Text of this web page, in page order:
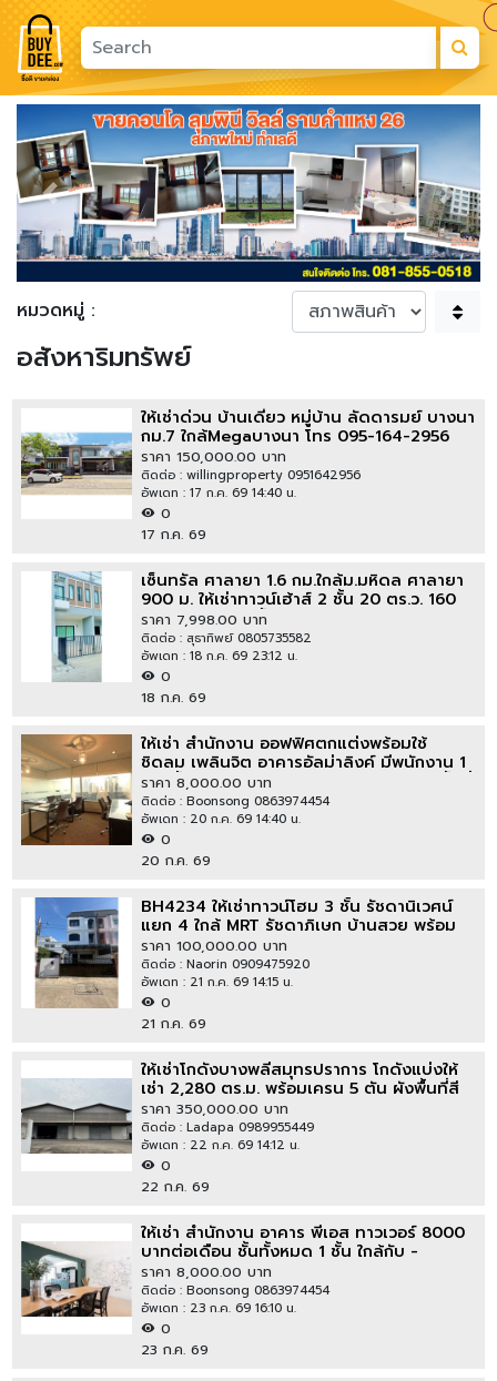
Previous Next
หมวดหมู่ :
อสังหาริมทรัพย์
ให้เช่าด่วน บ้านเดี่ยว หมู่บ้าน ลัดดารมย์ บางนา
กม.7 ใกล้Megaบางนา โทร 095-164-2956
pui
ราคา 150,000.00 บาท
ติดต่อ : willingproperty 0951642956
อัพเดท : 17 ก.ค. 69 14:40 น.
0
17 ก.ค. 69
เซ็นทรัล ศาลายา 1.6 กม.ใกล้ม.มหิดล ศาลายา
900 ม. ให้เช่าทาวน์เฮ้าส์ 2 ชั้น 20 ตร.ว. 160
ตร.ม. 2 นอน 2 น้ำ
ราคา 7,998.00 บาท
ติดต่อ : สุธาทิพย์ 0805735582
อัพเดท : 18 ก.ค. 69 23:12 น.
0
18 ก.ค. 69
ให้เช่า สำนักงาน ออฟฟิศตกแต่งพร้อมใช้
ชิดลม เพลินจิต อาคารอัลม่าลิงค์ มีพนักงาน 1
ท่านขึ้นไป กรุงเทพ ใกล้กับ เซ็นทรัลชิดลม ชั้นที่
1 ชั้นทั้งหมด 1 ชั้น
ราคา 8,000.00 บาท
ติดต่อ : Boonsong 0863974454
อัพเดท : 20 ก.ค. 69 14:40 น.
0
20 ก.ค. 69
BH4234 ให้เช่าทาวน์โฮม 3 ชั้น รัชดานิเวศน์
แยก 4 ใกล้ MRT รัชดาภิเษก บ้านสวย พร้อม
เข้าอยู่ รับชาวต่างชาติ
ราคา 100,000.00 บาท
ติดต่อ : Naorin 0909475920
อัพเดท : 21 ก.ค. 69 14:15 น.
0
21 ก.ค. 69
ให้เช่าโกดังบางพลีสมุทรปราการ โกดังแบ่งให้
เช่า 2,280 ตร.ม. พร้อมเครน 5 ตัน ผังพื้นที่สี
แดง
ราคา 350,000.00 บาท
ติดต่อ : Ladapa 0989955449
อัพเดท : 22 ก.ค. 69 14:12 น.
0
22 ก.ค. 69
ให้เช่า สำนักงาน อาคาร พีเอส ทาวเวอร์ 8000
บาทต่อเดือน ชั้นทั้งหมด 1 ชั้น ใกล้กับ -
ราคา 8,000.00 บาท
ติดต่อ : Boonsong 0863974454
อัพเดท : 23 ก.ค. 69 16:10 น.
0
23 ก.ค. 69